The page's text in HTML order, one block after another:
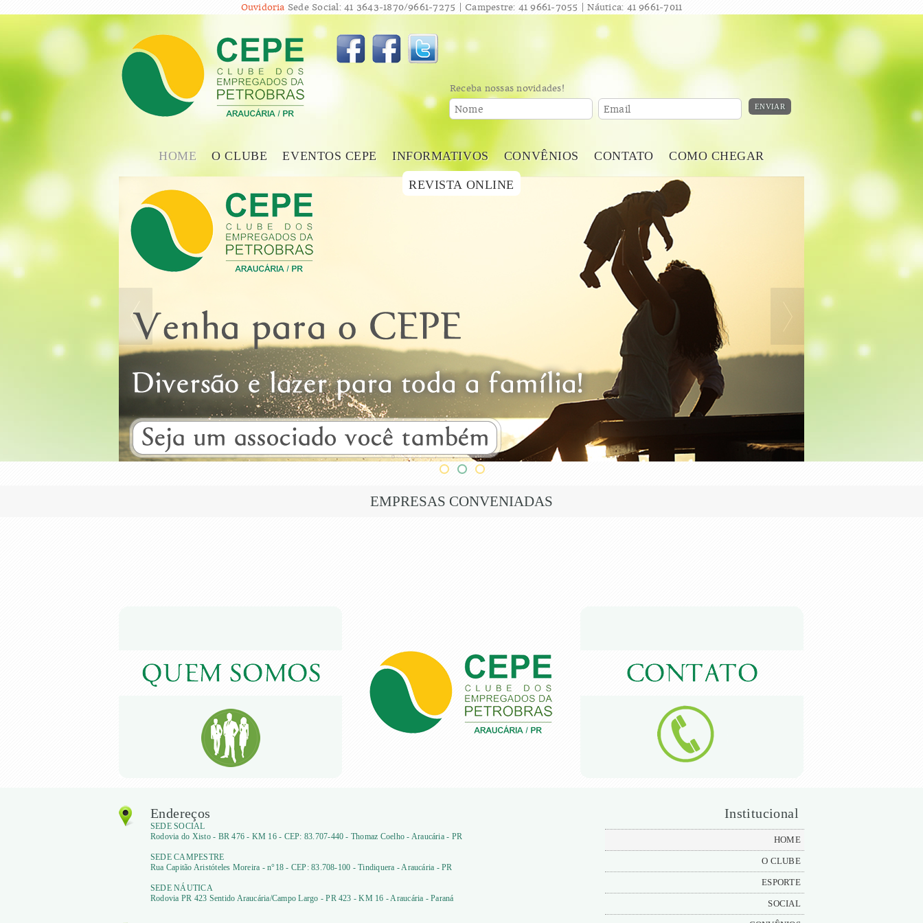
Ouvidoria Sede Social: 41 3643-1870/9661-7275 | Campestre: 41 9661-7055 | Náutica: 41 9661-7011
Receba nossas novidades!
Nome Email ENVIAR
HOME O CLUBE EVENTOS CEPE INFORMATIVOS CONVÊNIOS CONTATO COMO CHEGAR
REVISTA ONLINE
EMPRESAS CONVENIADAS
Endereços
SEDE SOCIAL
Rodovia do Xisto - BR 476 - KM 16 - CEP: 83.707-440 - Thomaz Coelho - Araucária - PR
SEDE CAMPESTRE
Rua Capitão Aristóteles Moreira - n°18 - CEP: 83.708-100 - Tindiquera - Araucária - PR
SEDE NÁUTICA
Rodovia PR 423 Sentido Araucária/Campo Largo - PR 423 - KM 16 - Araucária - Paraná
Institucional
HOME
O CLUBE
ESPORTE
SOCIAL